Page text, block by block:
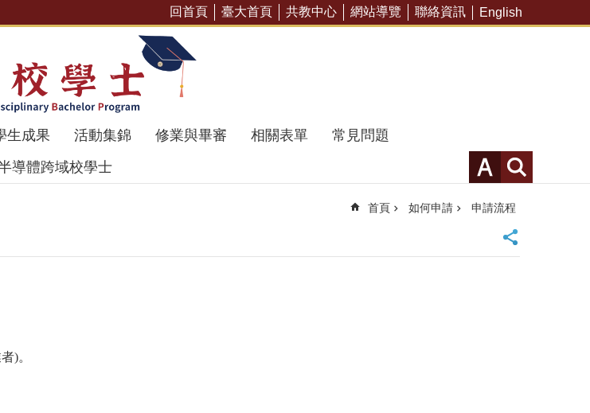
回首頁 臺大首頁 共教中心 網站導覽 聯絡資訊 English
生成果 活動集錦 修業與畢審 相關表單
常見問題
導體跨域校學士
首頁 如何申請 申請流程
)。